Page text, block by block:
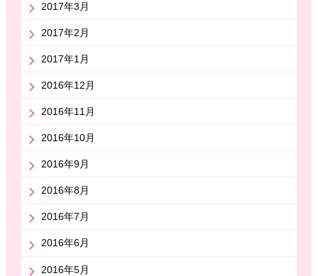
2017年3月
2017年2月
2017年1月
2016年12月
2016年11月
2016年10月
2016年9月
2016年8月
2016年7月
2016年6月
2016年5月